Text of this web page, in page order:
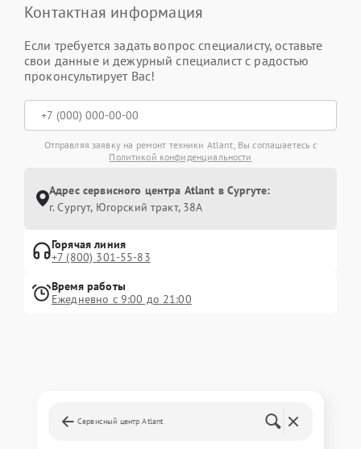
Контактная информация
Если требуется задать вопрос специалисту, оставьте
свои данные и дежурный специалист с радостью
проконсультирует Вас!
Отправляя заявку на ремонт техники Atlant, Вы соглашаетесь с
Политикой конфиденциальности
Адрес сервисного центра Atlant в Сургуте:
г. Сургут, Югорский тракт, 38А
Горячая линия
+7 (800) 301-55-83
Время работы
Ежедневно с 9:00 до 21:00
Сервисный центр Atlant